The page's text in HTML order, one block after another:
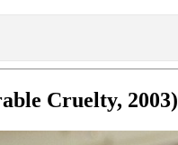
Cruelty, 2003)